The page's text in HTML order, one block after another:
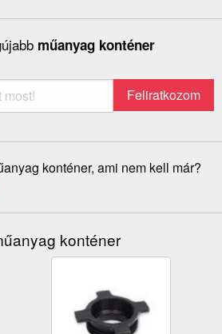
műanyag konténer
konténer, ami nem kell már?
konténer